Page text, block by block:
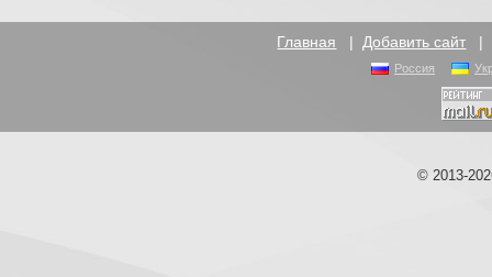
Главная | Добавить сайт |
Россия
© 2013-